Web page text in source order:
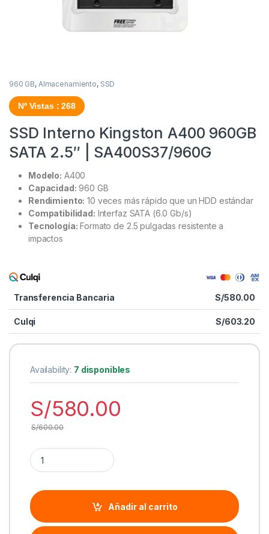
960 GB, Almacenamiento, SSD
Nº Vistas : 268
SSD Interno Kingston A400 960GB
SATA 2.5″ | SA400S37/960G
Modelo: A400
Capacidad: 960 GB
Rendimiento: 10 veces más rápido que un HDD estándar
Compatibilidad: Interfaz SATA (6.0 Gb/s)
Tecnología: Formato de 2.5 pulgadas resistente a
impactos
Transferencia Bancaria S/580.00
Culqi S/603.20
Availability: 7 disponibles
S/580.00
S/600.00
Cantidad SSD Interno Kingston A400 960GB SATA 2.5″ |
Añadir al carrito